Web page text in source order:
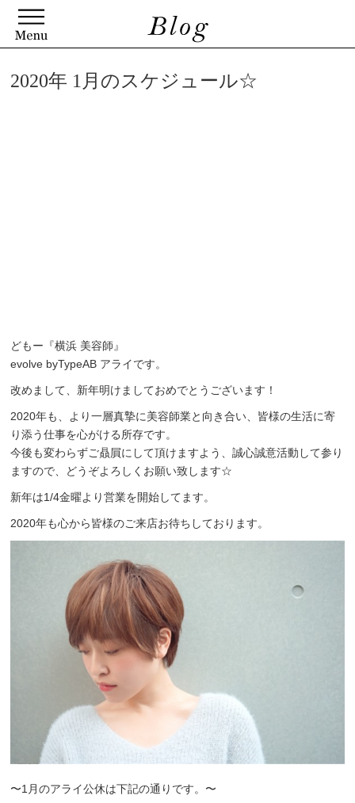
2020年 1月のスケジュール☆
どもー『横浜 美容師』
evolve byTypeAB アライです。
改めまして、新年明けましておめでとうございます！
2020年も、より一層真摯に美容師業と向き合い、皆様の生活に寄
り添う仕事を心がける所存です。
今後も変わらずご贔屓にして頂けますよう、誠心誠意活動して参り
ますので、どうぞよろしくお願い致します☆
新年は1/4金曜より営業を開始してます。
2020年も心から皆様のご来店お待ちしております。
〜1月のアライ公休は下記の通りです。〜